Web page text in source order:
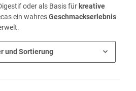
oder als Basis für kreative
ein wahresGeschmackserlebnis
und Sortierung